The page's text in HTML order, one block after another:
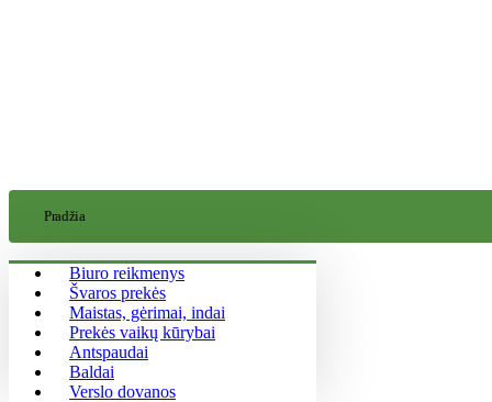
Pradžia
Biuro reikmenys
Švaros prekės
Maistas, gėrimai, indai
Prekės vaikų kūrybai
Antspaudai
Baldai
Verslo dovanos